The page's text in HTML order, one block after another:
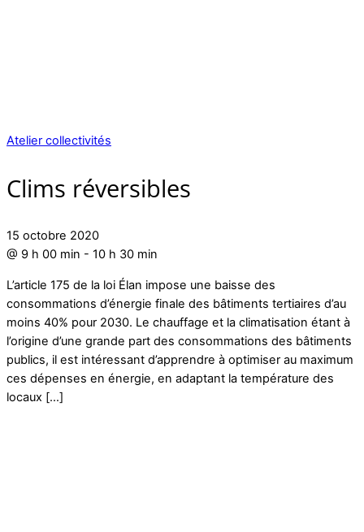
Atelier collectivités
Clims réversibles
15 octobre 2020
@ 9 h 00 min - 10 h 30 min
L’article 175 de la loi Élan impose une baisse des
consommations d’énergie finale des bâtiments tertiaires d’au
moins 40% pour 2030. Le chauffage et la climatisation étant à
l’origine d’une grande part des consommations des bâtiments
publics, il est intéressant d’apprendre à optimiser au maximum
ces dépenses en énergie, en adaptant la température des
locaux […]